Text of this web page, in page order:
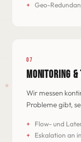
Geo-
07
MONITORING &
Wir messen
Probleme gibt,
Flow- und
Eskalation an